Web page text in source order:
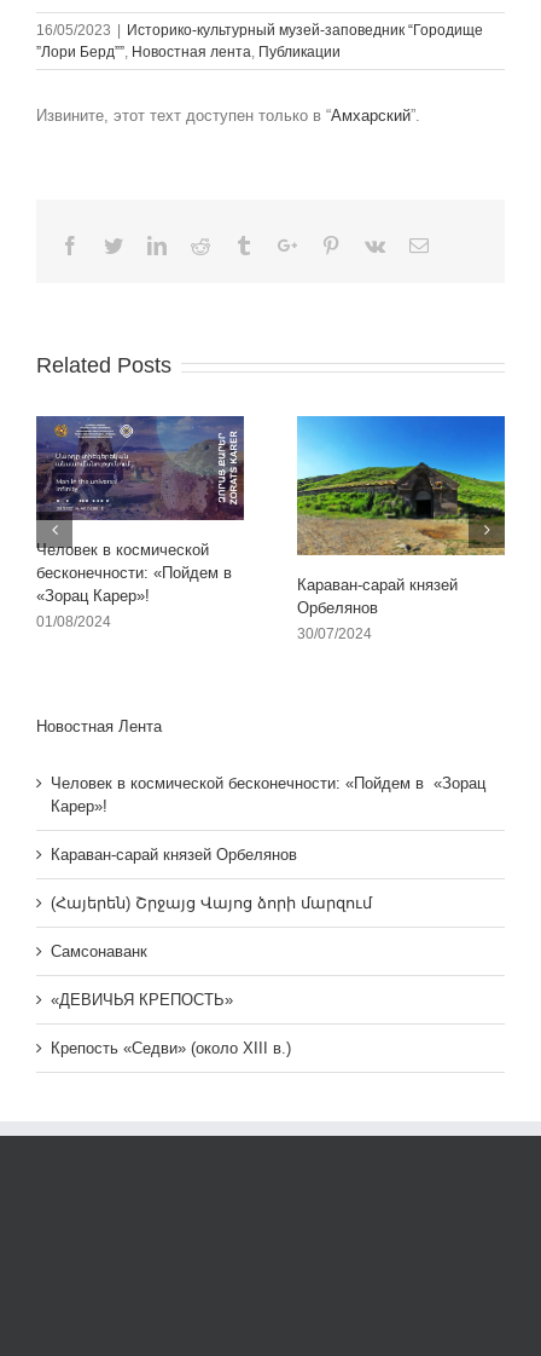
16/05/2023
Историко-культурный музей-заповедник “Городище
”Лори Берд””, Новостная лента, Публикации
Извините, этот техт доступен только в “Амхарский”.
Facebook
TwitterLinkedinReddit TumblrGoogle+Pinterest
Vk Email
Related Posts
Человек в космической
бесконечности: «Пойдем в
«Зорац Карер»!
01/08/2024
Караван-сарай князей
Орбелянов
30/07/2024
Новостная Лента
Человек в космической бесконечности: «Пойдем в «Зорац
Карер»!
Караван-сарай князей Орбелянов
(Հայերեն) Շրջայց Վայոց ձորի մարզում
Самсонаванк
«ДЕВИЧЬЯ КРЕПОСТЬ»
Крепость «Седви» (около XIII в.)